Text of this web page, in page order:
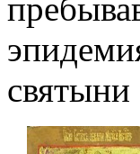
святыни